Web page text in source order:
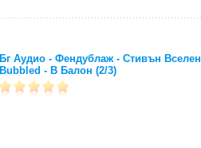
Бг Аудио - Фендублаж - Стивън
Bubbled - В Балон (2/3)